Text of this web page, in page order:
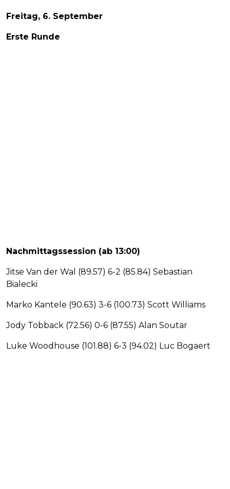
Freitag, 6. September
Erste Runde
Nachmittagssession (ab 13:00)
Jitse Van der Wal (89.57) 6-2 (85.84) Sebastian
Bialecki
Marko Kantele (90.63) 3-6 (100.73) Scott Williams
Jody Tobback (72.56) 0-6 (87.55) Alan Soutar
Luke Woodhouse (101.88) 6-3 (94.02) Luc Bogaert